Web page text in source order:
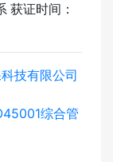
获证时间：
技有限公司
综合管